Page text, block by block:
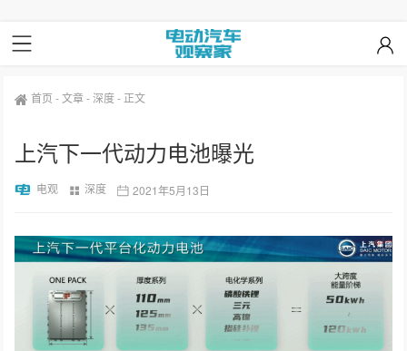
首页 -文章-深度- 正文
上汽下一代动力电池曝光
电观 深度 2021年5月13日